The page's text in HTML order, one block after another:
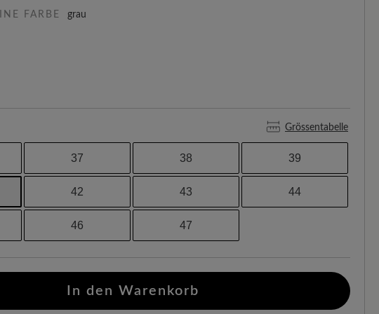
FARBE grau
Grössentabelle
37 38 39
42 43 44
46 47
In den Warenkorb